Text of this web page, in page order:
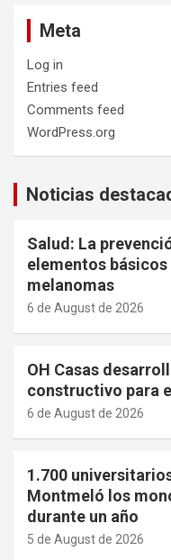
Meta
Log in
Entries feed
Comments feed
WordPress.org
Noticias
Salud: La
elementos
melanomas
6 de August de 2026
OH Casas
constructivo para
6 de August de 2026
1.700
Montmeló los
durante un año
5 de August de 2026